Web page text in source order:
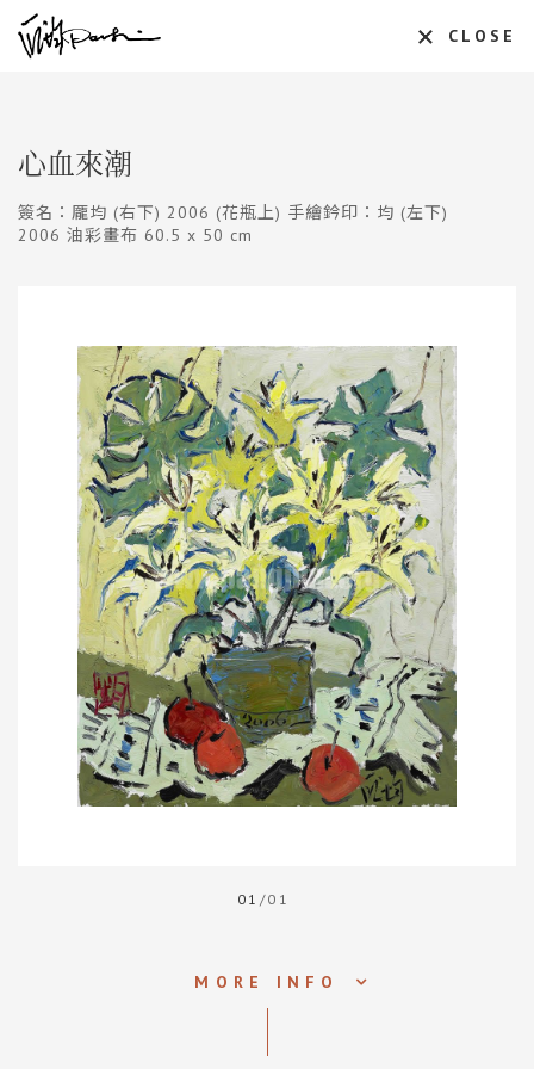
CLOSE
心血來潮
簽名：龎均 (右下) 2006 (花瓶上) 手繪鈐印：均 (左下)
2006 油彩畫布 60.5 x 50 cm
01 /01
MORE INFO